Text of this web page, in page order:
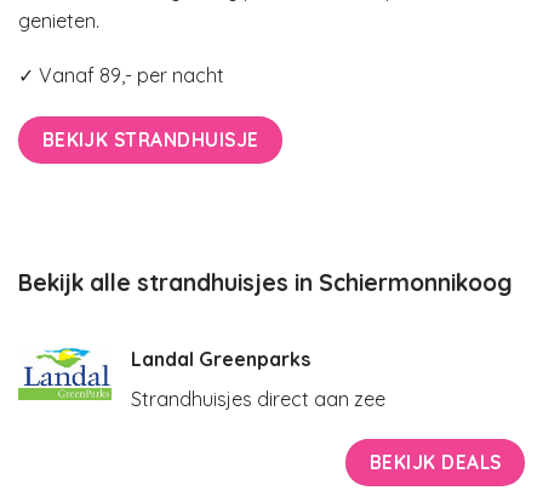
genieten.
✓ Vanaf 89,- per nacht
BEKIJK STRANDHUISJE
Bekijk alle strandhuisjes in Schiermonnikoog
Landal Greenparks
Strandhuisjes direct aan zee
BEKIJK DEALS